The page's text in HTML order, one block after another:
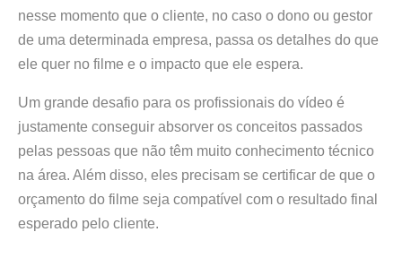
nesse momento que o cliente, no caso o dono ou gestor
de uma determinada empresa, passa os detalhes do que
ele quer no filme e o impacto que ele espera.
Um grande desafio para os profissionais do vídeo é
justamente conseguir absorver os conceitos passados
pelas pessoas que não têm muito conhecimento técnico
na área. Além disso, eles precisam se certificar de que o
orçamento do filme seja compatível com o resultado final
esperado pelo cliente.